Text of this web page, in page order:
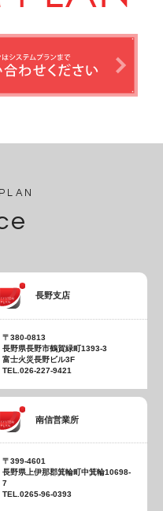
長野支店
〒380-0813
長野県長野市鶴賀緑町1393-3
富士火災長野ビル3F
TEL.026-227-9421
南信営業所
〒399-4601
長野県上伊那郡箕輪町中箕輪10698-
7
TEL.0265-96-0393